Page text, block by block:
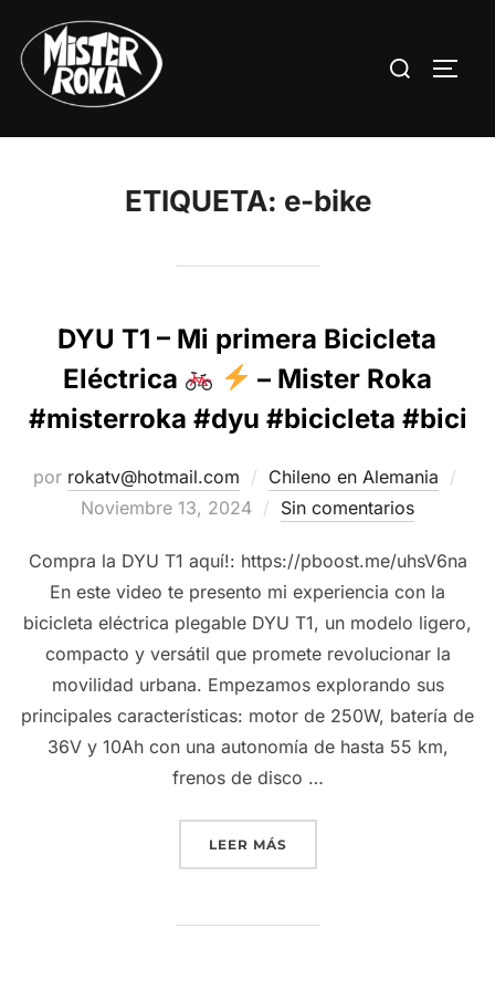
contenido
Buscar:
ETIQUETA: e-bike
DYU T1 – Mi primera Bicicleta
Eléctrica
– Mister Roka
#misterroka #dyu #bicicleta #bici
por rokatv@hotmail.com Chileno en Alemania
Noviembre 13, 2024 Sin comentarios
Compra la DYU T1 aquí!: https://pboost.me/uhsV6na
En este video te presento mi experiencia con la
bicicleta eléctrica plegable DYU T1, un modelo ligero,
compacto y versátil que promete revolucionar la
movilidad urbana. Empezamos explorando sus
principales características: motor de 250W, batería de
36V y 10Ah con una autonomía de hasta 55 km,
frenos de disco …
LEER MÁS“DYU T1 – MI PRIMERA